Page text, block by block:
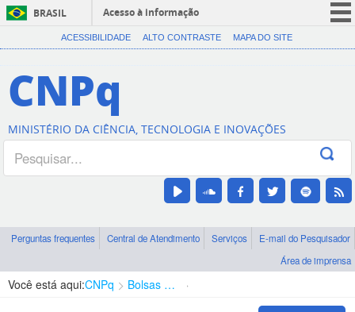
BRASIL
Acesso à informação
CORONAVÍRUS (COVID-19)
Canais
ACESSIBILIDADE ALTO CONTRASTE MAPA DO SITE
CNPq
MINISTÉRIO DA CIÊNCIA, TECNOLOGIA E INOVAÇÕES
Perguntas frequentes Central de Atendimento Serviços
E-mail do Pesquisador
Área de imprensa
Você está aqui:CNPq Bolsas e Auxílios Vigentes